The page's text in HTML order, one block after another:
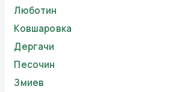
Люботин
Ковшаровка
Дергачи
Песочин
Змиев